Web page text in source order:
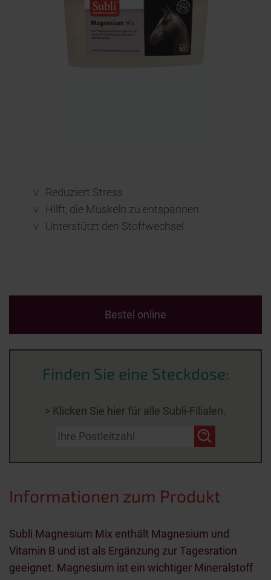
v
Reduziert Stress
v
Hilft, die Muskeln zu entspannen
v
Unterstützt den Stoffwechsel
Bestel online
Finden Sie eine Steckdose:
> Klicken Sie hier für alle Subli-Filialen.
Informationen zum Produkt
Subli Magnesium Mix enthält Magnesium und
Vitamin B und ist als Ergänzung zur Tagesration
geeignet. Magnesium ist ein wichtiger Mineralstoff